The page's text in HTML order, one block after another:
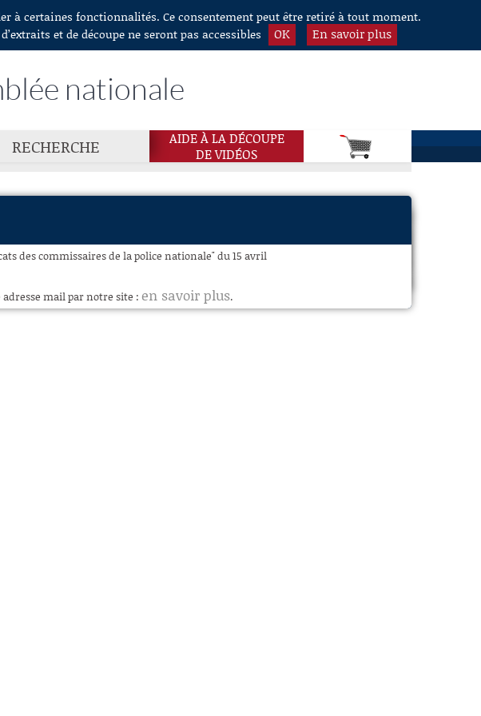
à certaines fonctionnalités. Ce consentement peut être retiré à tout moment.
et de découpe ne seront pas accessibles
OK En savoir plus
nationale
RECHERCHE
AIDE À LA DÉCOUPE
DE VIDÉOS
des commissaires de la police nationale" du 15 avril
mail par notre site : en savoir plus.